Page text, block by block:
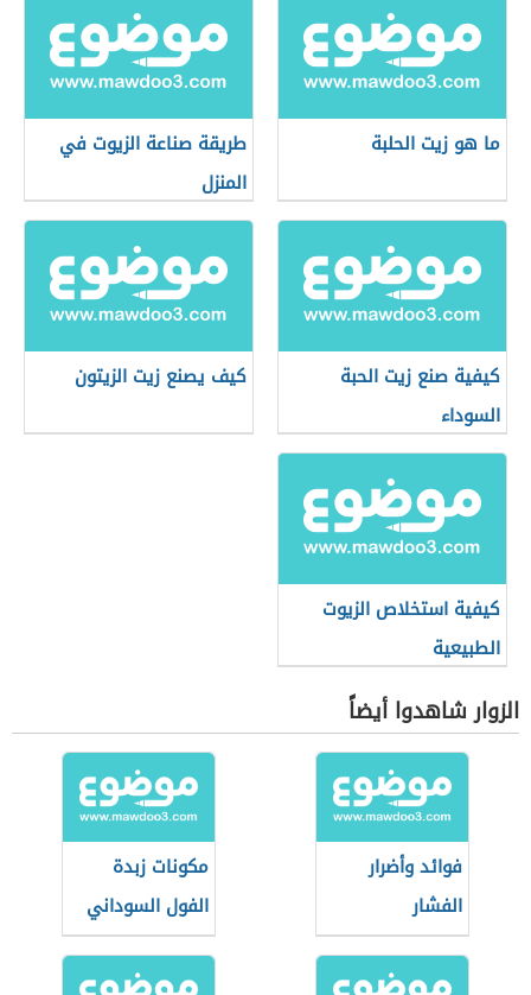
ما هو زيت الحلبة
طريقة صناعة الزيوت في
المنزل
كيفية صنع زيت الحبة
السوداء
كيف يصنع زيت الزيتون
كيفية استخلاص الزيوت
الطبيعية
الزوار شاهدوا أيضاً
فوائد وأضرار
الفشار
مكونات زبدة
الفول السوداني